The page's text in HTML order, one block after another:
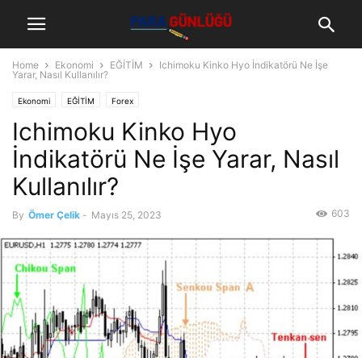
Home Ekonomi EĞİTİM
Ichimoku Kinko Hyo İndikatörü Ne İşe
Yarar, Nasıl Kullanılır?
Ekonomi EĞİTİM Forex
Ichimoku Kinko Hyo
İndikatörü Ne İşe Yarar, Nasıl
Kullanılır?
By Ömer Çelik - Mayıs 25, 2023 603